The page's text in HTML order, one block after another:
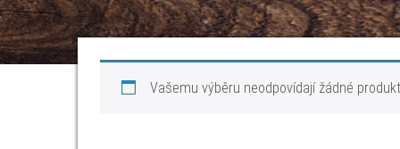
Vašemu výběru neodpovídají žádné